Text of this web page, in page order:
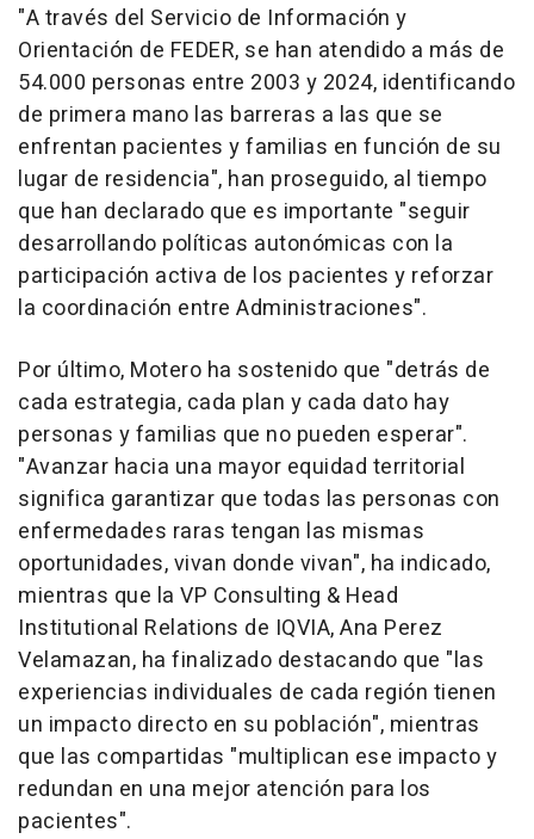
"A través del Servicio de Información y
Orientación de FEDER, se han atendido a más de
54.000 personas entre 2003 y 2024, identificando
de primera mano las barreras a las que se
enfrentan pacientes y familias en función de su
lugar de residencia", han proseguido, al tiempo
que han declarado que es importante "seguir
desarrollando políticas autonómicas con la
participación activa de los pacientes y reforzar
la coordinación entre Administraciones".
Por último, Motero ha sostenido que "detrás de
cada estrategia, cada plan y cada dato hay
personas y familias que no pueden esperar".
"Avanzar hacia una mayor equidad territorial
significa garantizar que todas las personas con
enfermedades raras tengan las mismas
oportunidades, vivan donde vivan", ha indicado,
mientras que la VP Consulting & Head
Institutional Relations de IQVIA, Ana Perez
Velamazan, ha finalizado destacando que "las
experiencias individuales de cada región tienen
un impacto directo en su población", mientras
que las compartidas "multiplican ese impacto y
redundan en una mejor atención para los
pacientes".